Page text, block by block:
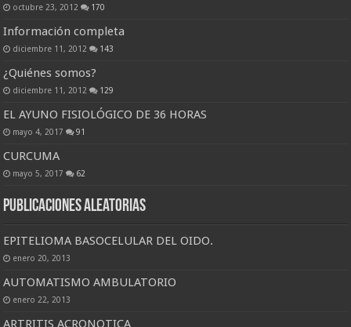
octubre 23, 2012 170
Información completa
diciembre 11, 2012 143
¿Quiénes somos?
diciembre 11, 2012 129
EL AYUNO FISIOLÓGICO DE 36 HORAS
mayo 4, 2017 91
CURCUMA
mayo 5, 2017 62
Publicaciones Aleatorias
EPITELIOMA BASOCELULAR DEL OIDO.
enero 20, 2013
AUTOMATISMO AMBULATORIO
enero 22, 2013
ARTRITIS ACRONOTICA